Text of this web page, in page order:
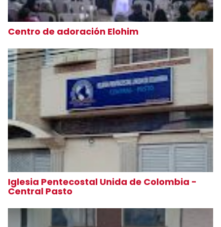
Centro de adoración Elohim
Iglesia Pentecostal Unida de Colombia -
Central Pasto